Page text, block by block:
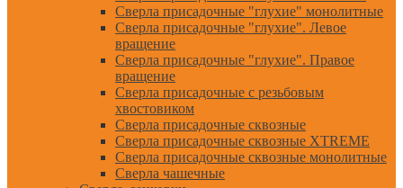
Сверла присадочные "глухие" монолитные
Сверла присадочные "глухие". Левое
вращение
Сверла присадочные "глухие". Правое
вращение
Сверла присадочные с резьбовым
хвостовиком
Сверла присадочные сквозные
Сверла присадочные сквозные XTREME
Сверла присадочные сквозные монолитные
Сверла чашечные